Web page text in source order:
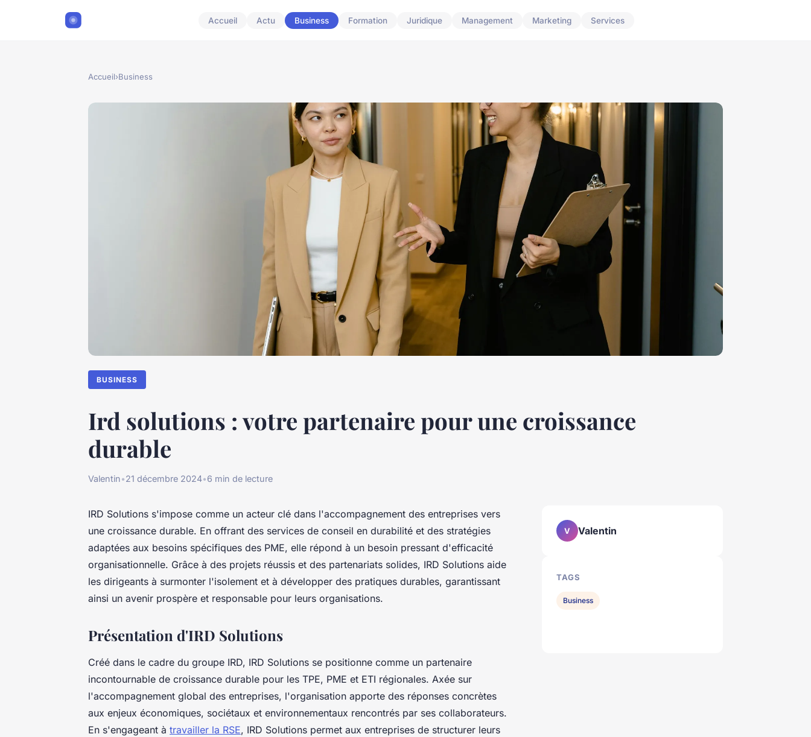
Accueil Actu Business Formation Juridique Management Marketing Services
Accueil›Business
BUSINESS
Ird solutions : votre partenaire pour une croissance
durable
Valentin•21 décembre 2024•6 min de lecture
IRD Solutions s'impose comme un acteur clé dans l'accompagnement des entreprises vers
une croissance durable. En offrant des services de conseil en durabilité et des stratégies
adaptées aux besoins spécifiques des PME, elle répond à un besoin pressant d'efficacité
organisationnelle. Grâce à des projets réussis et des partenariats solides, IRD Solutions aide
les dirigeants à surmonter l'isolement et à développer des pratiques durables, garantissant
ainsi un avenir prospère et responsable pour leurs organisations.
Présentation d'IRD Solutions
Créé dans le cadre du groupe IRD, IRD Solutions se positionne comme un partenaire
incontournable de croissance durable pour les TPE, PME et ETI régionales. Axée sur
l'accompagnement global des entreprises, l'organisation apporte des réponses concrètes
aux enjeux économiques, sociétaux et environnementaux rencontrés par ses collaborateurs.
En s'engageant à travailler la RSE, IRD Solutions permet aux entreprises de structurer leurs
V Valentin
TAGS
Business